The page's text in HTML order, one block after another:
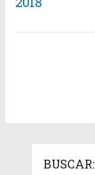
BUSCAR: